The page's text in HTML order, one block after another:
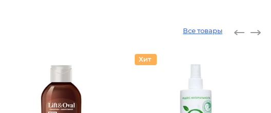
Все товары